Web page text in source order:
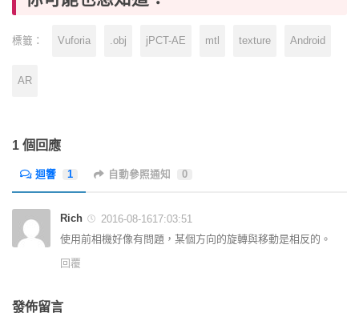
標籤： Vuforia .obj jPCT-AE mtl texture Android
AR
1 個回應
迴響 1 自動參照通知 0
Rich
2016-08-1617:03:51
使用前相機好像有問題，某個方向的旋轉與移動是相反的。
回覆
發佈留言